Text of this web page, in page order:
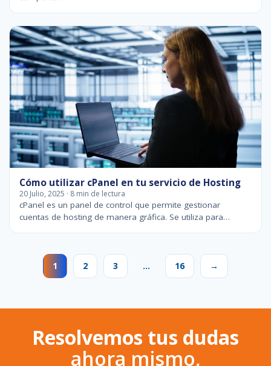
Cómo utilizar cPanel en tu servicio de Hosting
20 Julio, 2025 · 8 min de lectura
cPanel es un panel de control que permite gestionar
cuentas de hosting de manera gráfica. Se utiliza para…
1 2 3 … 16 →
Resolvemos tus dudas
ahora mismo,